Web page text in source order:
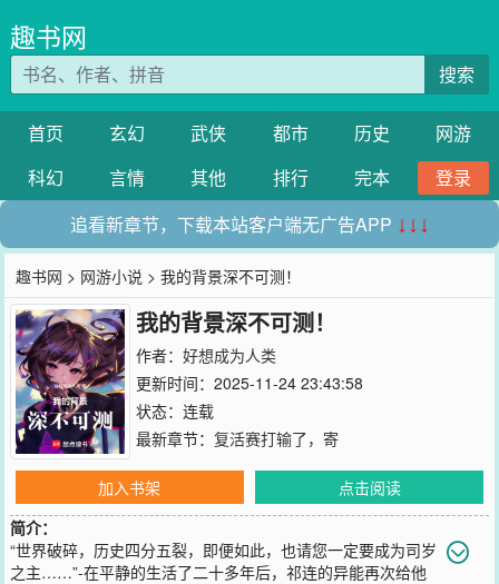
趣书网
搜索
首页 玄幻 武侠 都市 历史
网游
科幻
言情 其他 排行 完本
登录
追看新章节，下载本站客户端无广告APP ↓↓↓
趣书网 > 网游小说 > 我的背景深不可测！
我的背景深不可测！
作者： 好想成为人类
更新时间：2025-11-24 23:43:58
状态：连载
最新章节： 复活赛打输了，寄
加入书架
点击阅读
简介：
“世界破碎，历史四分五裂，即便如此，也请您一定要成为司岁
之主……”-在平静的生活了二十多年后，祁连的异能再次给他